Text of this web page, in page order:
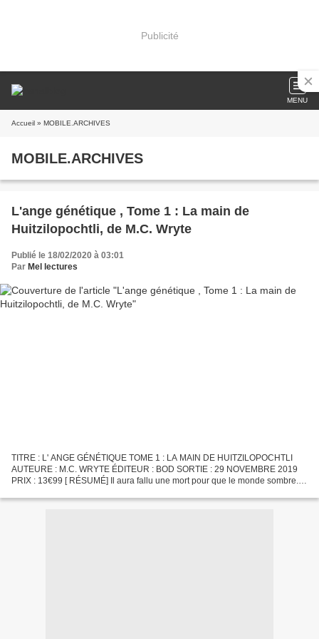
Publicité
MENU
Accueil » MOBILE.ARCHIVES
MOBILE.ARCHIVES
L'ange génétique , Tome 1 : La main de
Huitzilopochtli, de M.C. Wryte
Publié le 18/02/2020 à 03:01
Par Mel lectures
TITRE : L' ANGE GÉNÉTIQUE TOME 1 : LA MAIN DE HUITZILOPOCHTLI
AUTEURE : M.C. WRYTE ÉDITEUR : BOD SORTIE : 29 NOVEMBRE 2019
PRIX : 13€99 [ RÉSUMÉ] Il aura fallu une mort pour que le monde sombre.